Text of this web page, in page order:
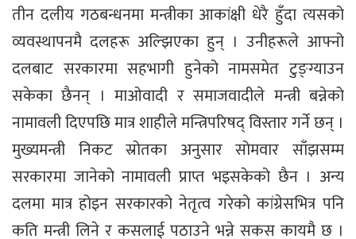
तीन दलीय गठबन्धनमा मन्त्रीका आकांक्षी धेरै हुँदा त्यसको
व्यवस्थापनमै दलहरू अल्झिएका हुन् । उनीहरूले आफ्नो
दलबाट सरकारमा सहभागी हुनेको नामसमेत टुङ्ग्याउन
सकेका छैनन् । माओवादी र समाजवादीले मन्त्री बन्नेको
नामावली दिएपछि मात्र शाहीले मन्त्रिपरिषद् विस्तार गर्ने छन् ।
मुख्यमन्त्री निकट स्रोतका अनुसार सोमवार साँझसम्म
सरकारमा जानेको नामावली प्राप्त भइसकेको छैन । अन्य
दलमा मात्र होइन सरकारको नेतृत्व गरेको कांग्रेसभित्र पनि
कति मन्त्री लिने र कसलाई पठाउने भन्ने सकस कायमै छ ।